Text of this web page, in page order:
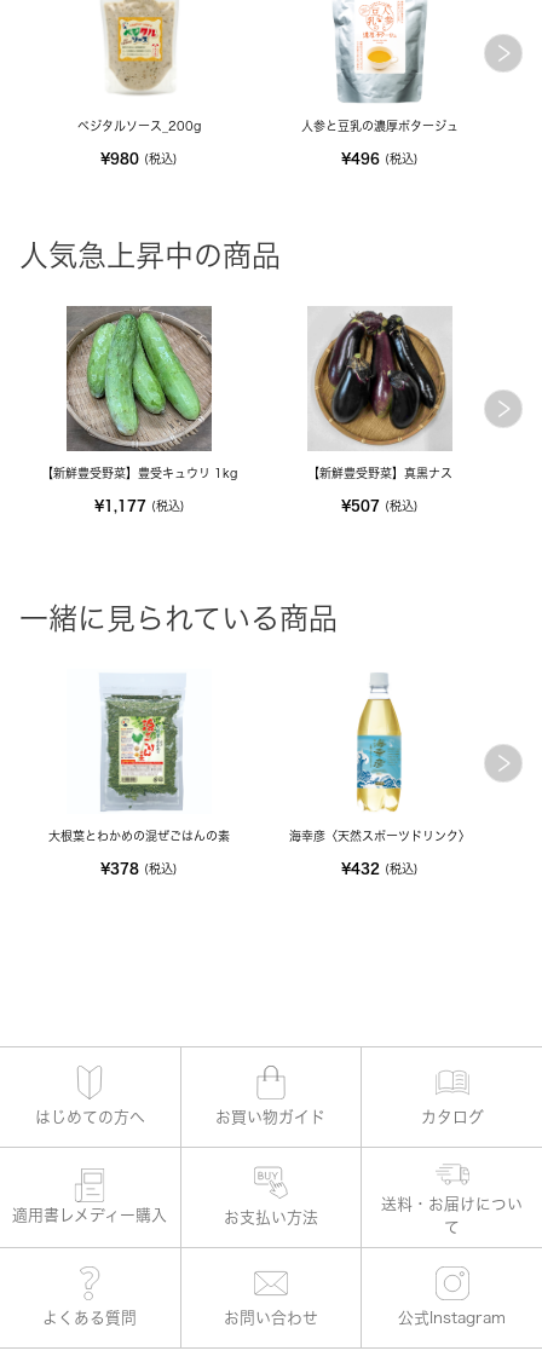
ベジタルソース_200g
¥980 (税込)
人参と豆乳の濃厚ポタージュ
¥496 (税込)
人気急上昇中の商品
【新鮮豊受野菜】豊受キュウリ 1kg
¥1,177 (税込)
【新鮮豊受野菜】真黒ナス
¥507 (税込)
一緒に見られている商品
大根葉とわかめの混ぜごはんの素
¥378 (税込)
海幸彦〈天然スポーツドリンク〉
¥432 (税込)
はじめての方へ お買い物ガイド カタログ
適用書レメディー購入 お支払い方法
よくある質問 お問い合わせ 公式Instagram